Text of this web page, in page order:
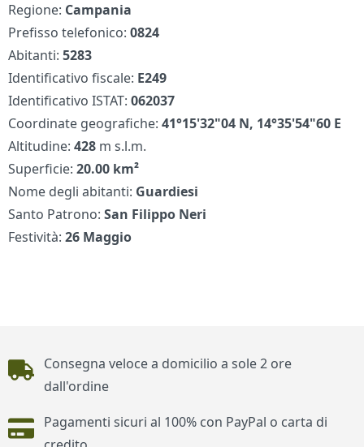
Regione: Campania
Prefisso telefonico:0824
Abitanti:5283
Identificativo fiscale: E249
Identificativo ISTAT:062037
Coordinate geografiche:41°15'32"04 N, 14°35'54"60 E
Altitudine:428 m s.l.m.
Superficie:20.00 km²
Nome degli abitanti: Guardiesi
Santo Patrono:San Filippo Neri
Festività:26 Maggio
Piè di pagina
Consegna veloce a domicilio a sole 2 ore
dall'ordine
Pagamenti sicuri al 100% con PayPal o carta di